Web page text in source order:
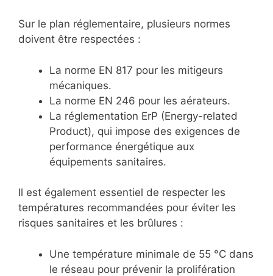
Sur le plan réglementaire, plusieurs normes
doivent être respectées :
La norme EN 817 pour les mitigeurs
mécaniques.
La norme EN 246 pour les aérateurs.
La réglementation ErP (Energy-related
Product), qui impose des exigences de
performance énergétique aux
équipements sanitaires.
Il est également essentiel de respecter les
températures recommandées pour éviter les
risques sanitaires et les brûlures :
Une température minimale de 55 °C dans
le réseau pour prévenir la prolifération